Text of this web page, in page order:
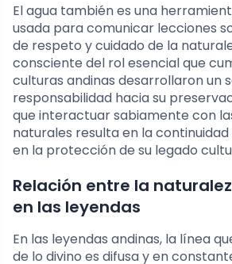
El agua también es una
usada para comunicar lecciones
de respeto y cuidado de la
consciente del rol esencial que
culturas andinas desarrollaron un
responsabilidad hacia su
que interactuar sabiamente con
naturales resulta en la continuidad
en la protección de su legado
Relación entre la
en las leyendas
En las leyendas andinas, la línea
de lo divino es difusa y en